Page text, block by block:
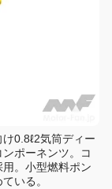
0.8ℓ2気筒ディー
ポーネンツ。コ
。小型燃料ポン
いる。